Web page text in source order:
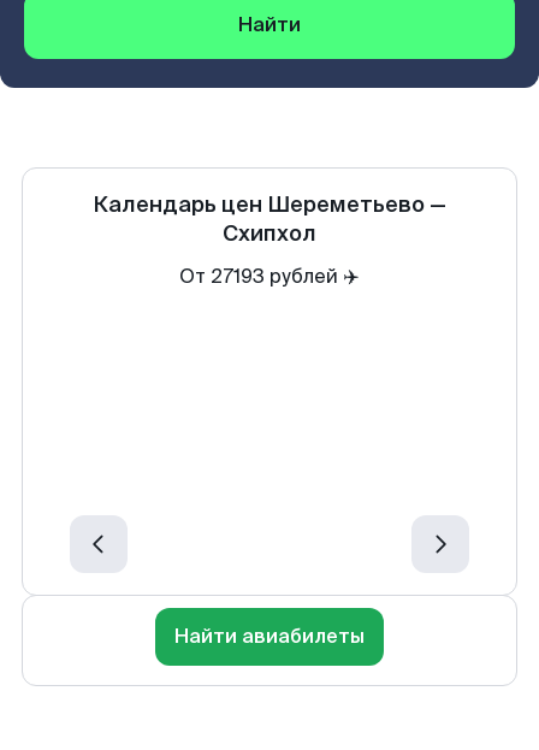
Найти
Календарь цен Шереметьево —
Схипхол
От 27193 рублей ✈️
Найти авиабилеты